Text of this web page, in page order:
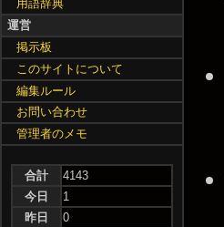
用語辞典
運営
掲示板
このサイトについて
編集ルール
お問い合わせ
管理者のメモ
合計
4143
今日
1
昨日
0